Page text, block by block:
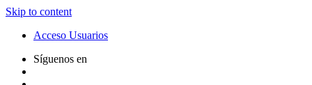
Skip to content
Acceso Usuarios
Síguenos en